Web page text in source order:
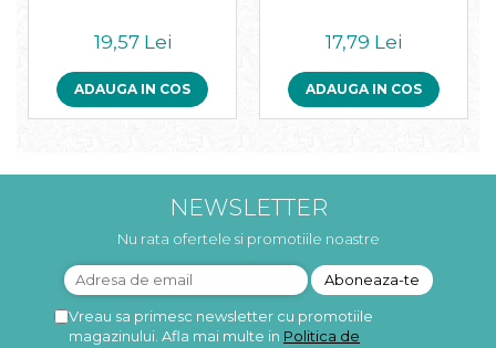
19,57 Lei
ADAUGA IN COS
17,79 Lei
ADAUGA IN COS
NEWSLETTER
Nu rata ofertele si promotiile noastre
Vreau sa primesc newsletter cu promotiile
magazinului. Afla mai multe in Politica de